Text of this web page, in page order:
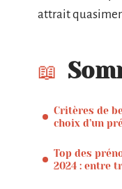
attrait
Critères de
choix d’un
Top des
2024 : entre